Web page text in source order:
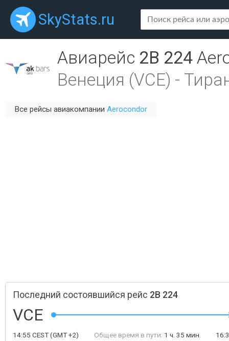
SkyStats.ru
Авиарейс 2B 224
Венеция (VCE) -
Все рейсы авиакомпании Aerocondor
Последний состоявшийся рейс 2B 224
VCE
14:55 CEST(GMT +2)
Общее время в пути: 1 ч. 35 мин.